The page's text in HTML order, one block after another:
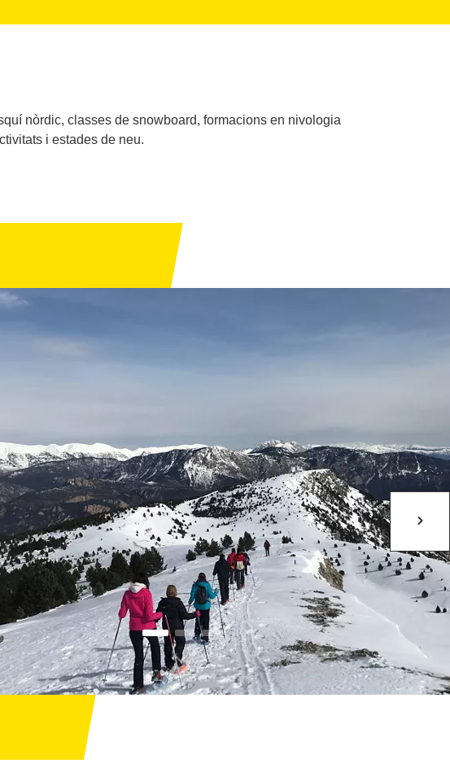
nòrdic, classes de snowboard, formacions en nivologia
i estades de neu.